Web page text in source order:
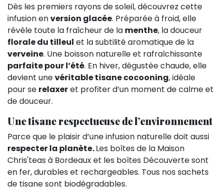
Dès les premiers rayons de soleil, découvrez cette
infusion enversion glacée. Préparée à froid, elle
révèle toute la fraîcheur de la menthe, la douceur
florale du tilleul et la subtilité aromatique de la
verveine. Une boisson naturelle et rafraîchissante
parfaite pour l’été. En hiver, dégustée chaude, elle
devient unevéritable tisane cocooning, idéale
pour se relaxeret profiter d’un moment de calme et
de douceur.
Une tisane respectueuse de l’environnement
Parce que le plaisir d’une infusion naturelle doit aussi
respecter la planète.Les boîtes de la Maison
Chris'teas à Bordeaux et les boîtes Découverte sont
en fer, durables et rechargeables. Tous nos sachets
de tisane sont biodégradables.